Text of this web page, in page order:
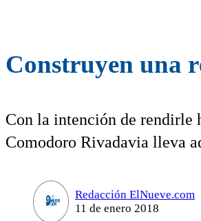
Construyen una
Con la intención de rendirle
Comodoro Rivadavia lleva
Redacción ElNueve.com
11 de enero 2018